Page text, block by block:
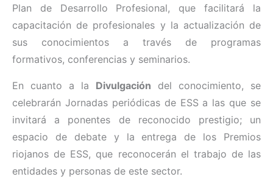
Plan de Desarrollo Profesional, que facilitará la
capacitación de profesionales y la actualización de
sus conocimientos a través de programas
formativos, conferencias y seminarios.
En cuanto a la Divulgación del conocimiento, se
celebrarán Jornadas periódicas de ESS a las que se
invitará a ponentes de reconocido prestigio; un
espacio de debate y la entrega de los Premios
riojanos de ESS, que reconocerán el trabajo de las
entidades y personas de este sector.